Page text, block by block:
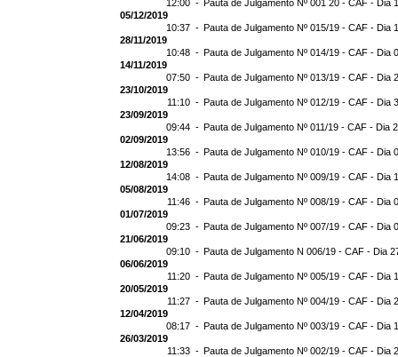
12:00 - Pauta de Julgamento Nº 001 20 - CAF - Dia
05/12/2019
10:37 - Pauta de Julgamento Nº 015/19 - CAF - Dia
28/11/2019
10:48 - Pauta de Julgamento Nº 014/19 - CAF - Dia
14/11/2019
07:50 - Pauta de Julgamento Nº 013/19 - CAF - Dia
23/10/2019
11:10 - Pauta de Julgamento Nº 012/19 - CAF - Dia
23/09/2019
09:44 - Pauta de Julgamento Nº 011/19 - CAF - Dia
02/09/2019
13:56 - Pauta de Julgamento Nº 010/19 - CAF - Dia
12/08/2019
14:08 - Pauta de Julgamento Nº 009/19 - CAF - Dia
05/08/2019
11:46 - Pauta de Julgamento Nº 008/19 - CAF - Dia
01/07/2019
09:23 - Pauta de Julgamento Nº 007/19 - CAF - Dia
21/06/2019
09:10 - Pauta de Julgamento N 006/19 - CAF - Dia
06/06/2019
11:20 - Pauta de Julgamento Nº 005/19 - CAF - Dia
20/05/2019
11:27 - Pauta de Julgamento Nº 004/19 - CAF - Dia
12/04/2019
08:17 - Pauta de Julgamento Nº 003/19 - CAF - Dia
26/03/2019
11:33 - Pauta de Julgamento Nº 002/19 - CAF - Dia